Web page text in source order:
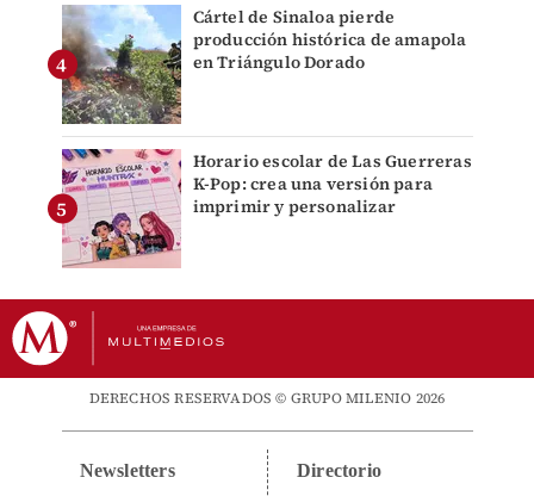
Cártel de Sinaloa pierde
producción histórica de amapola
en Triángulo Dorado
Horario escolar de Las Guerreras
K-Pop: crea una versión para
imprimir y personalizar
DERECHOS RESERVADOS © GRUPO MILENIO 2026
Newsletters Directorio